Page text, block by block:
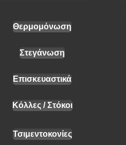
Στεγάνωση
Επισκευαστικά
Τσιμεντοκονίες
Κόλλες / Στόκοι
Θερμομόνωση